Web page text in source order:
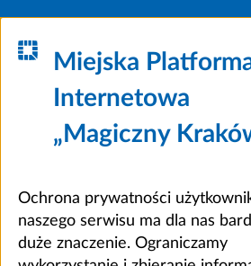
Miejska
Internetowa
„Magiczny
Ochrona prywatności
naszego serwisu ma dla nas
duże znaczenie. Ograniczamy